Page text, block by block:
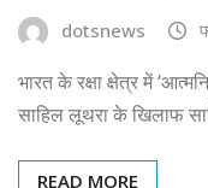
dotsnews
भारत के रक्षा क्षेत्र में
साहिल लूथरा के खिलाफ
READ MORE